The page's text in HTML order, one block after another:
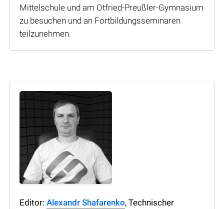
Mittelschule und am Otfried-Preußler-Gymnasium
zu besuchen und an Fortbildungsseminaren
teilzunehmen.
Editor: Alexandr Shafarenko, Technischer